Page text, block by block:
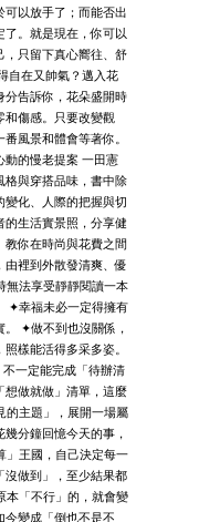
可以放手了；而能否出
了。就是現在，你可以
，只留下真心嚮往、舒
自在又帥氣？邁入花
分告訴你，花朵盛開時
和傷感。只要改變觀
風景和體會等著你。
動的慢老提案 一田憲
格與穿搭品味，書中除
變化、人際的把握與切
的生活實景照，分享健
教你在時尚與花費之間
由裡到外散發清爽、優
無法享受靜靜閱讀一本
✦幸福未必一定得擁有
✦做不到也沒關係，
樣能活得多采多姿。
一定能完成「待辦清
想做就做」清單，這麼
的主題」，展開一場屬
分鐘回憶今天的事，
」王國，自己決定每一
沒做到」，至少結果都
本「不行」的，就會變
今變成「倒也不是不